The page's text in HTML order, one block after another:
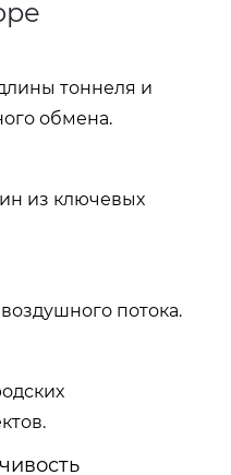
тоннеля и
обмена.
из ключевых
потока.